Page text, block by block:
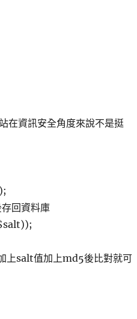
在資訊安全角度來說不是挺
回資料庫
上salt值加上md5後比對就可